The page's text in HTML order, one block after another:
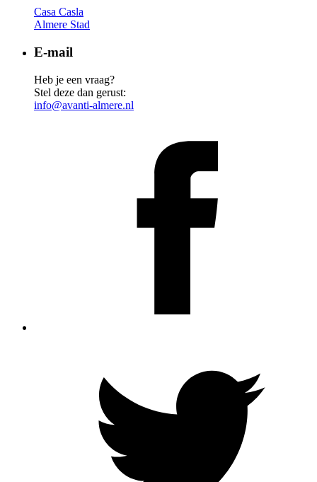
Casa Casla
Almere Stad
E-mail
Heb je een vraag?
Stel deze dan gerust:
info@avanti-almere.nl